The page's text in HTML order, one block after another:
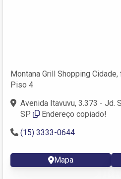
Montana Grill Shopping
Piso 4
Avenida Itavuvu, 3.373 - Jd.
SP
Endereço copiado!
(15) 3333-0644
Mapa